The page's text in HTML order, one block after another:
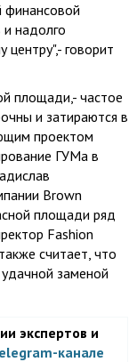
финансовой
и надолго
говорит
площади,- частое
и затираются в
проектом
ГУМа в
Brown
площади ряд
Fashion
считает, что
заменой
экспертов и
канале